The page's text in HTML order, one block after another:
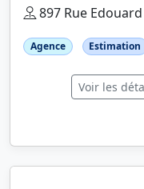
897 Rue
Agence Estimation
Voir les